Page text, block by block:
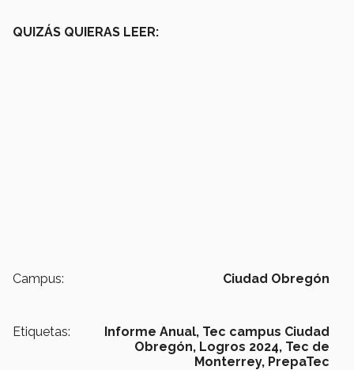
QUIZÁS QUIERAS LEER:
Campus: Ciudad Obregón
Etiquetas: Informe Anual, Tec campus Ciudad
Obregón, Logros 2024, Tec de
Monterrey, PrepaTec